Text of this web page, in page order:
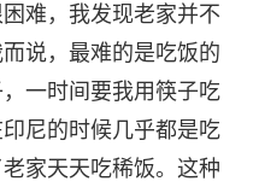
难，我发现老家并不
说，最难的是吃饭的
一时间要我用筷子吃
尼的时候几乎都是吃
家天天吃稀饭。这种